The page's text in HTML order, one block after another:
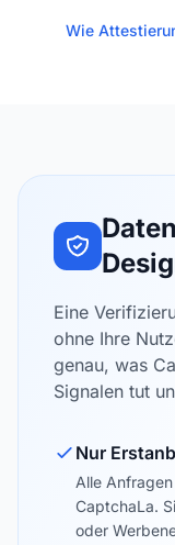
Wie
Eine
ohne Ihre
genau, was
Signalen tut
Nur
Alle
CaptchaLa.
oder